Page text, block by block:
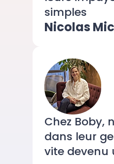
simples
Nicolas
Chez Boby,
dans leur
vite